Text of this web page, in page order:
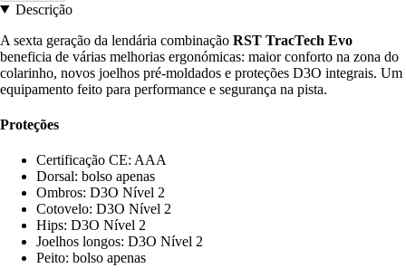
Descrição
A sexta geração da lendária combinação RST TracTech Evo
beneficia de várias melhorias ergonómicas: maior conforto na zona do
colarinho, novos joelhos pré-moldados e proteções D3O integrais. Um
equipamento feito para performance e segurança na pista.
Proteções
Certificação CE: AAA
Dorsal: bolso apenas
Ombros: D3O Nível 2
Cotovelo: D3O Nível 2
Hips: D3O Nível 2
Joelhos longos: D3O Nível 2
Peito: bolso apenas